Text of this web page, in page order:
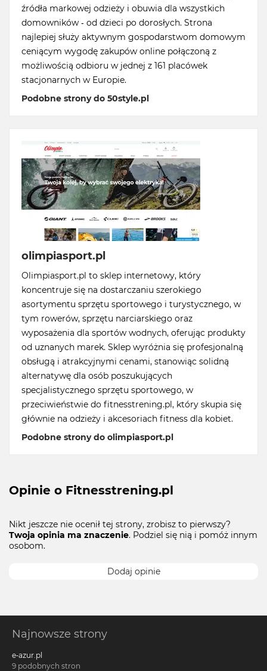
źródła markowej odzieży i obuwia dla wszystkich
domowników - od dzieci po dorosłych. Strona
najlepiej służy aktywnym gospodarstwom domowym
ceniącym wygodę zakupów online połączoną z
możliwością odbioru w jednej z 161 placówek
stacjonarnych w Europie.
Podobne strony do 50style.pl
olimpiasport.pl
Olimpiasport.pl to sklep internetowy, który
koncentruje się na dostarczaniu szerokiego
asortymentu sprzętu sportowego i turystycznego, w
tym rowerów, sprzętu narciarskiego oraz
wyposażenia dla sportów wodnych, oferując produkty
od uznanych marek. Sklep wyróżnia się profesjonalną
obsługą i atrakcyjnymi cenami, stanowiąc solidną
alternatywę dla osób poszukujących
specjalistycznego sprzętu sportowego, w
przeciwieństwie do fitnesstrening.pl, który skupia się
głównie na odzieży i akcesoriach fitness dla kobiet.
Podobne strony do olimpiasport.pl
Opinie o Fitnesstrening.pl
Nikt jeszcze nie ocenił tej strony, zrobisz to pierwszy?
Twoja opinia ma znaczenie. Podziel się nią i pomóż innym
osobom.
Dodaj opinie
Najnowsze strony
e-azur.pl
9 podobnych stron